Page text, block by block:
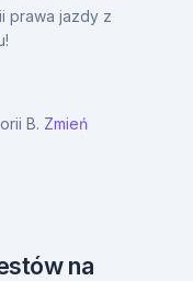
prawa jazdy z
B. Zmień
na